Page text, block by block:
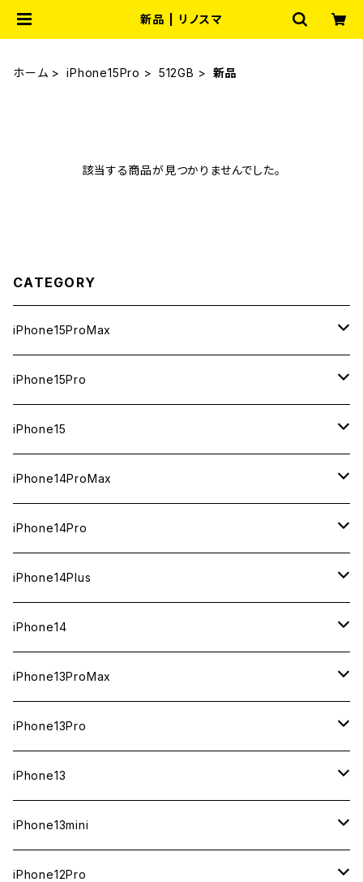
新品 | リノスマ
ホーム iPhone15Pro 512GB 新品
該当する商品が見つかりませんでした。
CATEGORY
iPhone15ProMax
1TB
新品
中古（整備済み）
512GB
新品
中古（整備済み）
256GB
新品
中古（整備済み）
iPhone15Pro
1TB
新品
中古（整備済み）
512GB
新品
中古（整備済み）
256GB
新品
中古（整備済み）
128GB
新品
中古（整備済み）
iPhone15
512GB
新品
中古（整備済み）
256GB
新品
中古（整備済み）
128GB
新品
中古（整備済み）
iPhone14ProMax
1TB
新品
中古（整備済み）
512GB
新品
中古（整備済み）
256GB
新品
中古（整備済み）
128GB
新品
中古（整備済み）
iPhone14Pro
1TB
新品
中古（整備済み）
512GB
新品
中古（整備済み）
256GB
新品
中古（整備済み）
128GB
新品
中古（整備済み）
iPhone14Plus
512GB
新品
中古（整備済み）
256GB
新品
中古（整備済み）
128GB
新品
中古（整備済み）
iPhone14
128GB
新品
中古（整備済み）
256GB
新品
中古（整備済み）
512GB
新品
中古（整備済み）
iPhone13ProMax
1TB
新品
中古（整備済み）
512GB
新品
中古（整備済み）
256GB
新品
128GB
iPhone13Pro
1TB
新品
中古（整備済み）
512GB
新品
256GB
iPhone13
512GB
新品
256GB
iPhone13mini
512GB
iPhone12Pro